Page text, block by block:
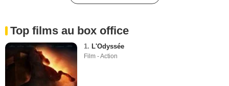
Top films au box office
1. L'Odyssée
Film - Action